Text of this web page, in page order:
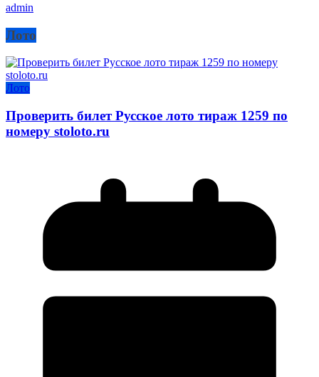
admin
Лото
Лото
Проверить билет Русское лото тираж 1259 по
номеру stoloto.ru